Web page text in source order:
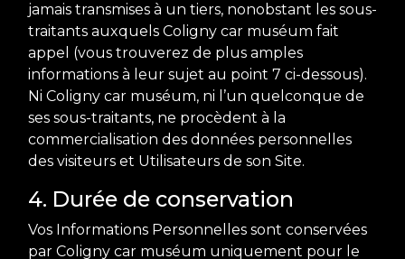
jamais transmises à un tiers, nonobstant les sous-
traitants auxquels Coligny car muséum fait
appel (vous trouverez de plus amples
informations à leur sujet au point 7 ci-dessous).
Ni Coligny car muséum, ni l’un quelconque de
ses sous-traitants, ne procèdent à la
commercialisation des données personnelles
des visiteurs et Utilisateurs de son Site.
4. Durée de conservation
Vos Informations Personnelles sont conservées
par Coligny car muséum uniquement pour le